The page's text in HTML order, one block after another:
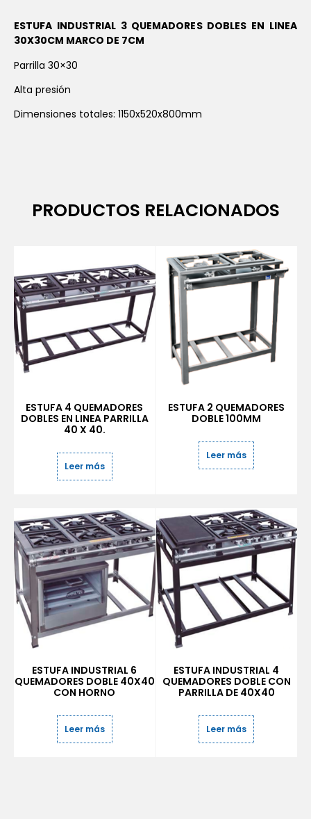
ESTUFA INDUSTRIAL 3 QUEMADORES DOBLES EN LINEA
30X30CM MARCO DE 7CM
Parrilla 30×30
Alta presión
Dimensiones totales: 1150x520x800mm
PRODUCTOS RELACIONADOS
ESTUFA 4 QUEMADORES
DOBLES EN LINEA PARRILLA
40 X 40.
Leer más
ESTUFA 2 QUEMADORES
DOBLE 100MM
Leer más
ESTUFA INDUSTRIAL 6
QUEMADORES DOBLE 40X40
CON HORNO
Leer más
ESTUFA INDUSTRIAL 4
QUEMADORES DOBLE CON
PARRILLA DE 40X40
Leer más